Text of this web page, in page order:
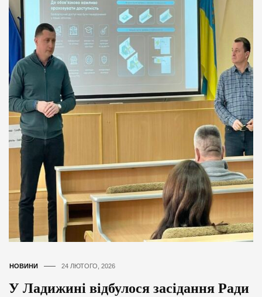
НОВИНИ 24 ЛЮТОГО, 2026
У Ладижині відбулося засідання Ради